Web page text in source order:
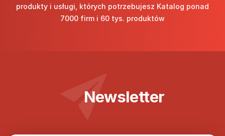
produkty i usługi, których potrzebujesz Katalog ponad
7000 firm i 60 tys. produktów
Newsletter